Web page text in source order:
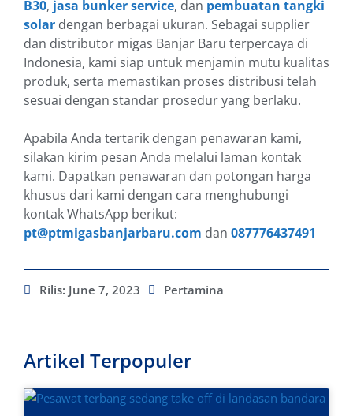
B30, jasa bunker service, dan pembuatan tangki
solar dengan berbagai ukuran. Sebagai supplier
dan distributor migas Banjar Baru terpercaya di
Indonesia, kami siap untuk menjamin mutu kualitas
produk, serta memastikan proses distribusi telah
sesuai dengan standar prosedur yang berlaku.
Apabila Anda tertarik dengan penawaran kami,
silakan kirim pesan Anda melalui laman kontak
kami. Dapatkan penawaran dan potongan harga
khusus dari kami dengan cara menghubungi
kontak WhatsApp berikut:
pt@ptmigasbanjarbaru.com dan 087776437491
Rilis: June 7, 2023 Pertamina
Artikel Terpopuler